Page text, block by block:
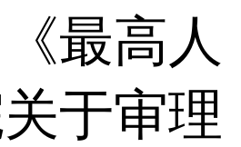
最高人
于审理